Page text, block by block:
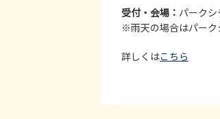
受付・会場： パーク
※雨天の場合はパーク
詳しくはこちら